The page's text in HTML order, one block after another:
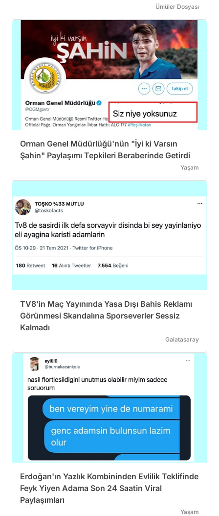
Ünlüler Dosyası
Orman Genel Müdürlüğü'nün "İyi ki Varsın
Şahin" Paylaşımı Tepkileri Beraberinde Getirdi
Yaşam
TV8'in Maç Yayınında Yasa Dışı Bahis Reklamı
Görünmesi Skandalına Sporseverler Sessiz
Kalmadı
Galatasaray
Erdoğan'ın Yazlık Kombininden Evlilik Teklifinde
Feyk Yiyen Adama Son 24 Saatin Viral
Paylaşımları
Yaşam